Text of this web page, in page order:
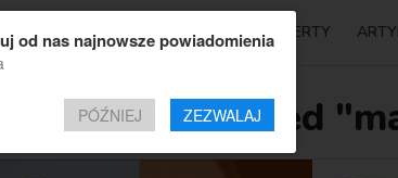
TOP OFERTY
All posts tagged
od nas najnowsze powiadomienia
PÓŹNIEJ ZEZWALAJ